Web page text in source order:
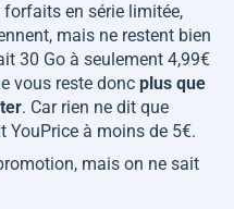
en série limitée,
mais ne restent bien
30 Go à seulement 4,99€
vous reste donc plus que
. Car rien ne dit que
à moins de 5€.
mais on ne sait